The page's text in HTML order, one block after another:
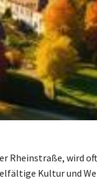
Rheinstraße, wird
Kultur und